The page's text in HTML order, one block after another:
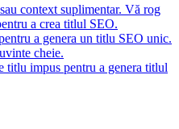
context suplimentar. Vă rog
a crea titlul SEO.
a genera un titlu SEO unic.
cheie.
titlu impus pentru a genera titlul